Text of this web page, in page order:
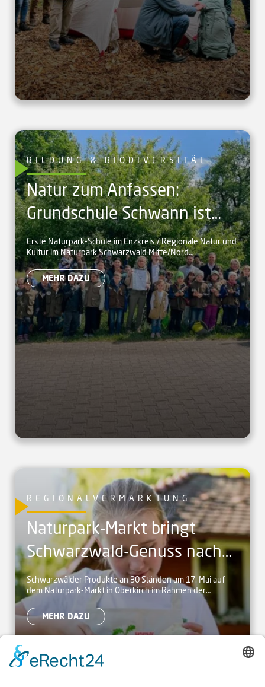
BILDUNG & BIODIVERSITÄT
Natur zum Anfassen:
Grundschule Schwann ist
offiziell Naturpark-Schule
Erste Naturpark-Schule im Enzkreis / Regionale Natur und
Kultur im Naturpark Schwarzwald Mitte/Nord
kennenlernen und mitgestalten
MEHR DAZU
REGIONALVERMARKTUNG
Naturpark-Markt bringt
Schwarzwald-Genuss nach
Oberkirch
Schwarzwälder Produkte an 30 Ständen am 17. Mai auf
dem Naturpark-Markt in Oberkirch im Rahmen der
Heimattage BW
MEHR DAZU